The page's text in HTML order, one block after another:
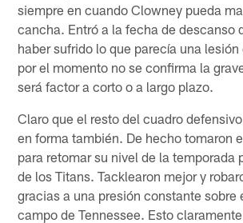
siempre en cuando Clowney pueda
cancha. Entró a la fecha de descanso
haber sufrido lo que parecía una
por el momento no se confirma la
será factor a corto o a largo plazo.
Claro que el resto del cuadro
en forma también. De hecho tomaron
para retomar su nivel de la temporada
de los Titans. Tacklearon mejor y
gracias a una presión constante sobre
campo de Tennessee. Esto